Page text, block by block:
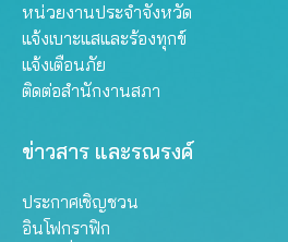
หน่วยงานประจำจังหวัด
แจ้งเบาะแสและร้องทุกข์
แจ้งเตือนภัย
ติดต่อสำนักงานสภา
ข่าวสาร และรณรงค์
ประกาศเชิญชวน
อินโฟกราฟิก